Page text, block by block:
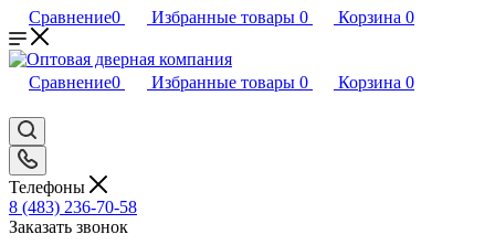
Сравнение0 Избранные товары 0 Корзина 0
Сравнение0 Избранные товары 0 Корзина 0
Телефоны
8 (483) 236-70-58
Заказать звонок